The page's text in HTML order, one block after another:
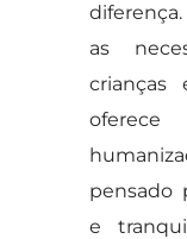
as
crianças
pensado
e